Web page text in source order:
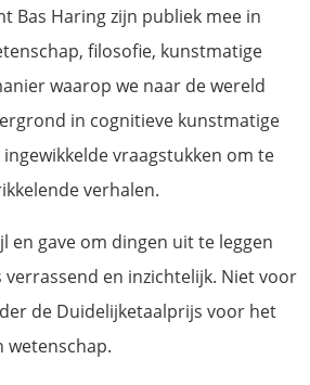
Bas Haring zijn publiek mee in
filosofie, kunstmatige
waarop we naar de wereld
in cognitieve kunstmatige
vraagstukken om te
verhalen.
en gave om dingen uit te leggen
verrassend en inzichtelijk. Niet voor
de Duidelijketaalprijs voor het
wetenschap.